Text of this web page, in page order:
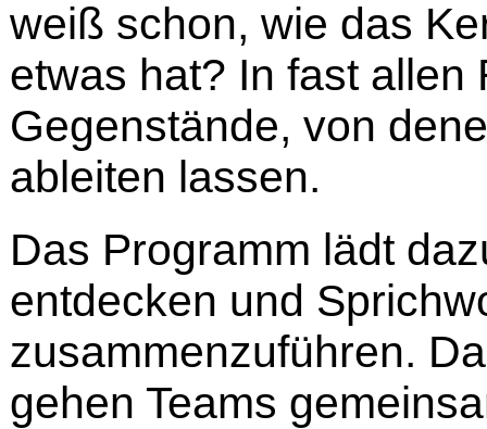
weiß schon, wie das
etwas hat? In fast allen
Gegenstände, von
ableiten lassen.
Das Programm lädt
entdecken und
zusammenzuführen.
gehen Teams